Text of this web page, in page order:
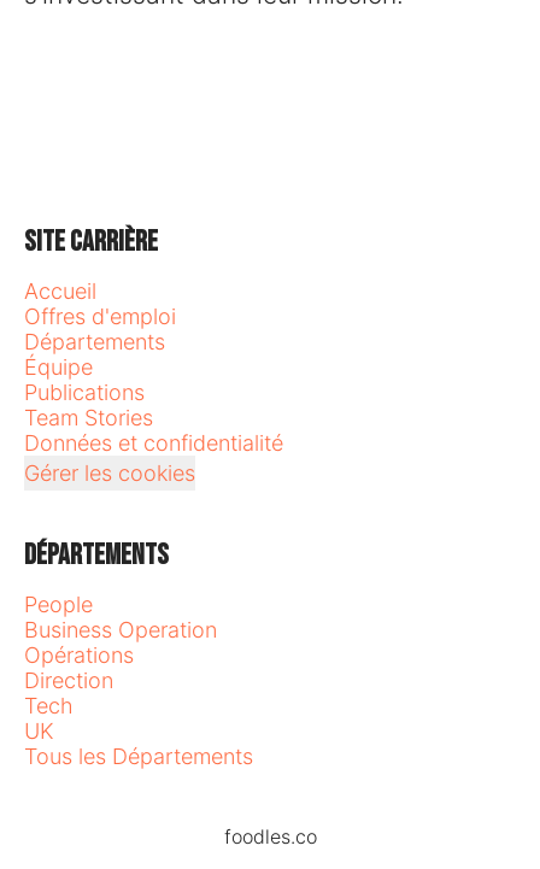
Site carrière
Accueil
Offres d'emploi
Départements
Équipe
Publications
Team Stories
Données et confidentialité
Gérer les cookies
Départements
People
Business Operation
Opérations
Direction
Tech
UK
Tous les Départements
foodles.co